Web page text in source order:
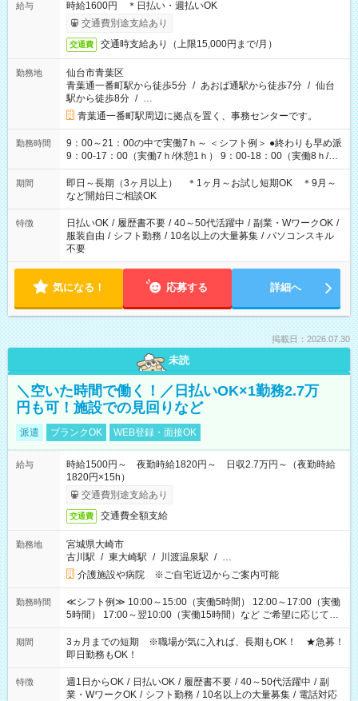
給与
時給1600円 ＊日払い・週払いOK
交通費別途支給あり
交通費 交通時支給あり（上限15,000円まで/月）
勤務地
仙台市青葉区
青葉通一番町駅から徒歩5分 / あおば通駅から徒歩7分 / 仙台
駅から徒歩8分 / …
青葉通一番町駅周辺に拠点を置く、事務センターです。
勤務時間
9：00～21：00の中で実働7ｈ～ ＜シフト例＞ ●終わりも早め派
9：00-17：00（実働7ｈ/休憩1ｈ） 9：00-18：00（実働8ｈ/休
憩1ｈ） 10：00-19：00（実働8ｈ/休憩1ｈ） ●朝ゆっくり派
11：00-20：00（実働8ｈ/休憩1ｈ） 12：00-20：00（実働7ｈ/
休憩1ｈ） 12：00-21：00（実働8ｈ/休憩1ｈ） 13：00-22：
00（実働8ｈ/休憩1ｈ） ＊時間帯固定OK
期間
即日～長期（3ヶ月以上） ＊1ヶ月～お試し短期OK ＊9月～
など開始日ご相談OK
特徴 日払いOK / 履歴書不要 / 40～50代活躍中 / 副業・WワークOK /
服装自由 / シフト勤務 / 10名以上の大量募集 / パソコンスキル
不要
気になる！ 応募する 詳細へ
掲載日：2026.07.30
未読
＼空いた時間で働く！／日払いOK×1勤務2.7万
円も可！施設での見回りなど
派遣 ブランクOK WEB登録・面接OK
給与
時給1500円～ 夜勤時給1820円～ 日収2.7万円～（夜勤時給
1820円×15h）
交通費別途支給あり
交通費 交通費全額支給
勤務地
宮城県大崎市
古川駅 / 東大崎駅 / 川渡温泉駅 / …
介護施設や病院 ※ご自宅近辺からご案内可能
勤務時間
≪シフト例≫ 10:00～15:00（実働5時間） 12:00～17:00（実働
5時間） 17:00～翌10:00（実働15時間）など ご希望に応じて、
働く時間は調整できます！ お気軽に担当へ相談ください！
期間
3ヵ月までの短期 ※職場が気に入れば、長期もOK！ ★急募！
即日勤務もOK！
特徴 週1日からOK / 日払いOK / 履歴書不要 / 40～50代活躍中 / 副
業・WワークOK / シフト勤務 / 10名以上の大量募集 / 電話対応